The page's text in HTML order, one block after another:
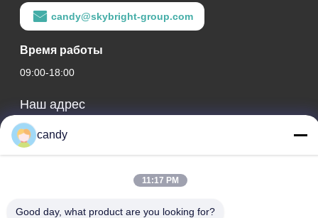
candy@skybright-group.com
Время работы
09:00-18:00
Наш адрес
Адрес компании
КОМН. 1601-1603, 1606-1608, 1610, № 21, 5-я ул. Цзихуа,
КОМН. 1601-1603, 1606-1608, 1610, № 21, 5-я ул. Цзихуа,
candy
11:17 PM
Good day, what product are you looking for?